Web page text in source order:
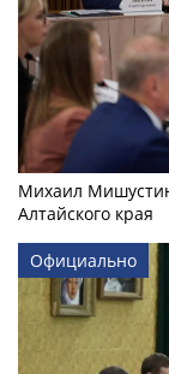
Михаил
Алтайского края
Официально